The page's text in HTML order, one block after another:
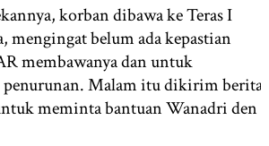
korban dibawa ke Teras I
mengingat belum ada kepastian
membawanya dan untuk
penurunan. Malam itu dikirim berita
meminta bantuan Wanadri den